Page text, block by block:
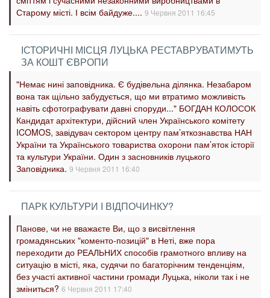
Старому місті. І всім байдуже.... 9 Червня 2011 16:45
ІСТОРИЧНІ МІСЦЯ ЛУЦЬКА РЕСТАВРУВАТИМУТЬ
ЗА КОШТ ЄВРОПИ
"Немає нині заповідника. Є будівельна ділянка. Незабаром
вона так щільно забудується, що ми втратимо можливість
навіть сфотографувати давні споруди..." БОГДАН КОЛОСОК
Кандидат архітектури, дійсний член Українського комітету
ICOMOS, завідувач сектором центру пам’яткознавства НАН
України та Українського товариства охорони пам’яток історії
та культури України. Один з засновників луцького
Заповідника. 9 Червня 2011 16:40
ПАРК КУЛЬТУРИ І ВІДПОЧИНКУ?
Панове, чи не вважаєте Ви, що з висвітлення
громадянських "коменто-позицій" в Неті, вже пора
переходити до РЕАЛЬНИХ способів грамотного впливу на
ситуацію в місті, яка, судячи по багаторічним тенденціям,
без участі активної частини громади Луцька, ніколи так і не
зміниться? 6 Червня 2011 17:40